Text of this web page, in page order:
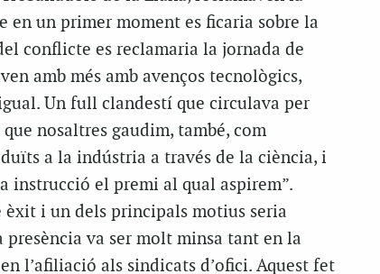
en un primer moment es ficaria sobre la
conflicte es reclamaria la jornada de
amb més amb avenços tecnològics,
Un full clandestí que circulava per
nosaltres gaudim, també, com
a la indústria a través de la ciència, i
instrucció el premi al qual aspirem”.
èxit i un dels principals motius seria
presència va ser molt minsa tant en la
l’afiliació als sindicats d’ofici. Aquest fet